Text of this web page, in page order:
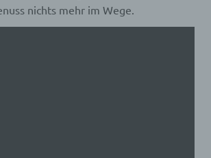
nichts mehr im Wege.
Person